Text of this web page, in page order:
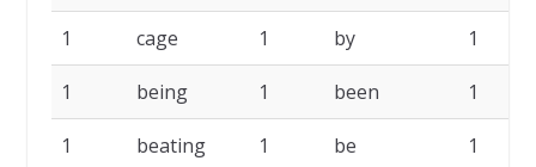
1 cage 1 by 1
1 being 1 been 1
1 beating 1 be 1